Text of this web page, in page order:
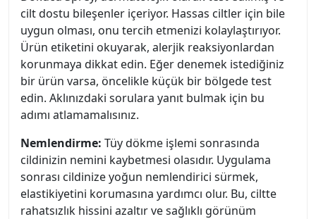
cilt dostu bileşenler içeriyor. Hassas ciltler için bile
uygun olması, onu tercih etmenizi kolaylaştırıyor.
Ürün etiketini okuyarak, alerjik reaksiyonlardan
korunmaya dikkat edin. Eğer denemek istediğiniz
bir ürün varsa, öncelikle küçük bir bölgede test
edin. Aklınızdaki sorulara yanıt bulmak için bu
adımı atlamamalısınız.
Nemlendirme: Tüy dökme işlemi sonrasında
cildinizin nemini kaybetmesi olasıdır. Uygulama
sonrası cildinize yoğun nemlendirici sürmek,
elastikiyetini korumasına yardımcı olur. Bu, ciltte
rahatsızlık hissini azaltır ve sağlıklı görünüm